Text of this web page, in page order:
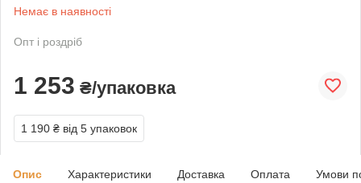
Немає в наявності
Опт і роздріб
1 253 ₴/упаковка
1 190 ₴ від 5 упаковок
Опис Характеристики Доставка Оплата Умови